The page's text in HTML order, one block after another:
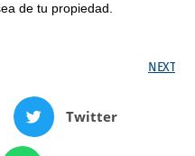
de tu propiedad.
NEXT
Twitter